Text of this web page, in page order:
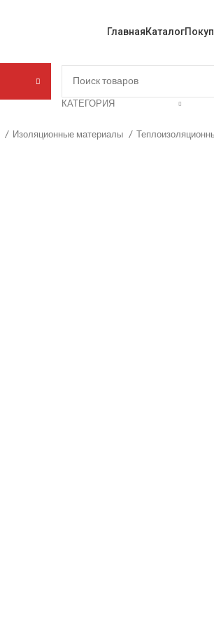
ГлавнаяКаталог
КАТЕГОРИЯ
Изоляционные материалы